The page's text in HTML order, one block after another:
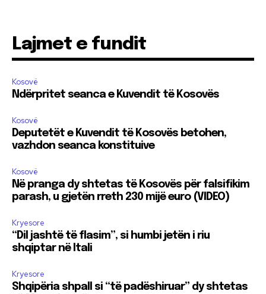
Lajmet e fundit
Kosovë
Ndërpritet seanca e Kuvendit të Kosovës
Kosovë
Deputetët e Kuvendit të Kosovës betohen,
vazhdon seanca konstituive
Kosovë
Në pranga dy shtetas të Kosovës për falsifikim
parash, u gjetën rreth 230 mijë euro (VIDEO)
Kryesore
“Dil jashtë të flasim”, si humbi jetën i riu
shqiptar në Itali
Kryesore
Shqipëria shpall si “të padëshiruar” dy shtetas